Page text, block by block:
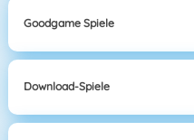
Goodgame Spiele
Download-Spiele